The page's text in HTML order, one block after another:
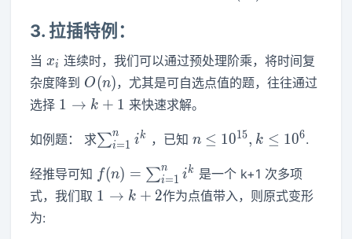
x_i)
3. 拉插特例：
当x_i
xi 连续时，我们可以通过预处理阶乘，将时间复
杂度降到 O(n)
O(n)，尤其是可自选点值的题，往往通过
选择 1\to
1 → k + 1 来快速求解。
如例题： 求\sum_{i=1}^n
∑i=1
n ik ，已知 n\leq
10^6
n ≤ 1015, k ≤ 106.
经推导可知 f(n)=\sum_{i=1}^n
i^k
f(n) = ∑i=1
n ik
是一个 k+1 次多项
式，我们取 1\to
1 → k + 2作为点值带入，则原式变形
为: